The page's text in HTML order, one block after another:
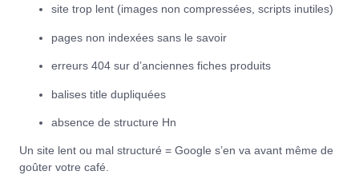
site trop lent (images non compressées, scripts inutiles)
pages non indexées sans le savoir
erreurs 404 sur d’anciennes fiches produits
balises title dupliquées
absence de structure Hn
Un site lent ou mal structuré = Google s’en va avant même de
goûter votre café.